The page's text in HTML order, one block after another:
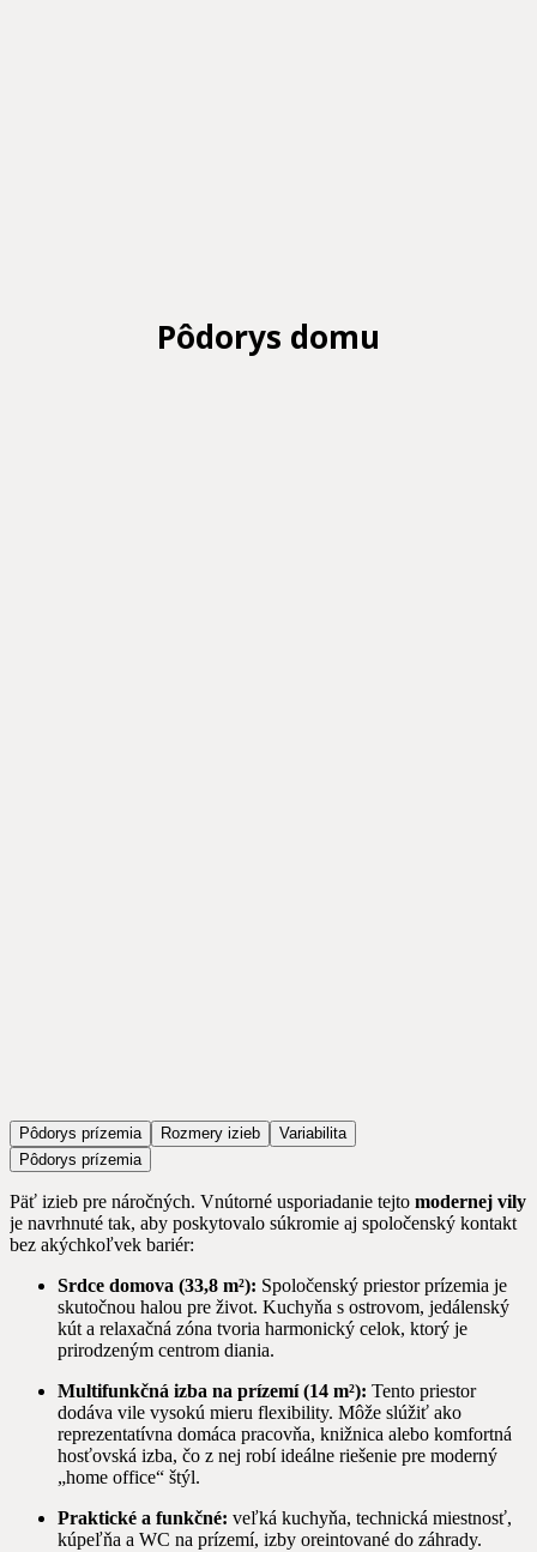
Pôdorys domu
Pôdorys prízemia Rozmery izieb
Variabilita
Pôdorys prízemia
Päť izieb pre náročných. Vnútorné usporiadanie tejto modernej vily
je navrhnuté tak, aby poskytovalo súkromie aj spoločenský kontakt
bez akýchkoľvek bariér:
Srdce domova (33,8 m²): Spoločenský priestor prízemia je
skutočnou halou pre život. Kuchyňa s ostrovom, jedálenský
kút a relaxačná zóna tvoria harmonický celok, ktorý je
prirodzeným centrom diania.
Multifunkčná izba na prízemí (14 m²): Tento priestor
dodáva vile vysokú mieru flexibility. Môže slúžiť ako
reprezentatívna domáca pracovňa, knižnica alebo komfortná
hosťovská izba, čo z nej robí ideálne riešenie pre moderný
„home office“ štýl.
Praktické a funkčné: veľká kuchyňa, technická miestnosť,
kúpeľňa a WC na prízemí, izby oreintované do záhrady.